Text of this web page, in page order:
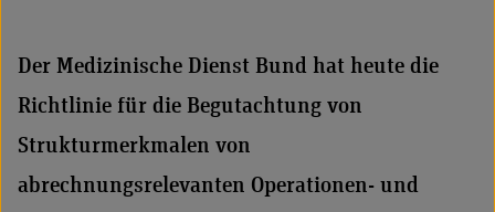
Der Medizinische Dienst Bund hat heute die
Richtlinie für die Begutachtung von
Strukturmerkmalen von
abrechnungsrelevanten Operationen- und